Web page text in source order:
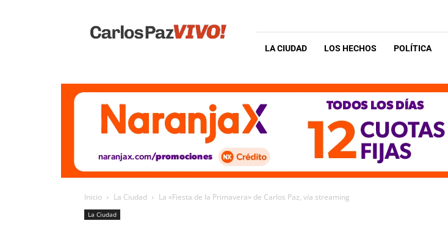
Vivo
LA CIUDAD LOS HECHOS POLÍTICA
Inicio La Ciudad La «Fiesta de la Primavera» de Carlos Paz, vía streaming
La Ciudad